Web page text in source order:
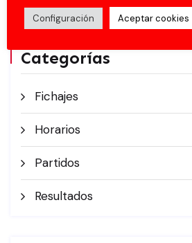
Categorías
Fichajes
Horarios
Partidos
Resultados
Configuración Aceptar cookies